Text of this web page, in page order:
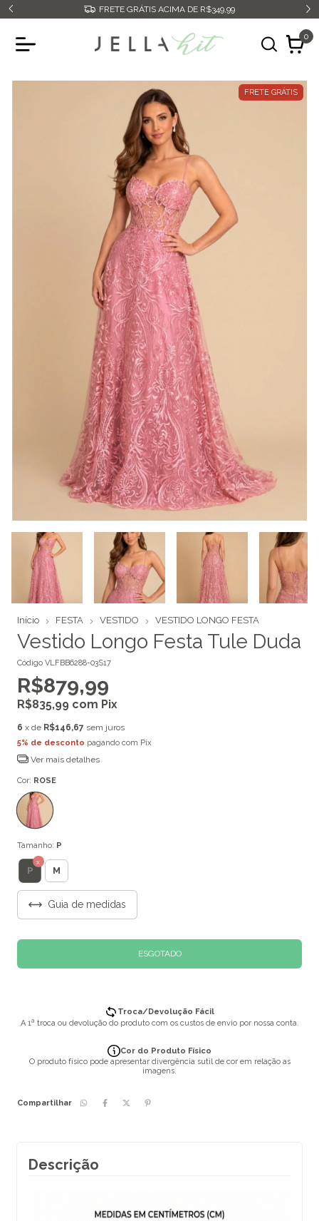
FRETE GRÁTIS ACIMA DE R$349,99
0
FRETE GRÁTIS
Início FESTA VESTIDO VESTIDO LONGO FESTA
Vestido Longo Festa Tule Duda
Código VLFBB6288-03S17
R$879,99
R$835,99 com Pix
6 x de R$146,67 sem juros
5% de desconto pagando com Pix
Ver mais detalhes
Cor: ROSE
Tamanho: P
P M
Guia de medidas
Troca/Devolução Fácil
A 1ª troca ou devolução do produto com os custos de envio por nossa conta.
Cor do Produto Físico
O produto físico pode apresentar divergência sutil de cor em relação as
imagens.
Compartilhar
Descrição